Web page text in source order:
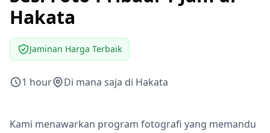
Hakata
Jaminan Harga Terbaik
1 hour Di mana saja di Hakata
Kami menawarkan program fotografi yang memandu